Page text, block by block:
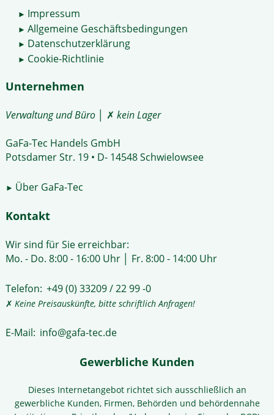
► Impressum
► Allgemeine Geschäftsbedingungen
► Datenschutzerklärung
► Cookie-Richtlinie
Unternehmen
Verwaltung und Büro│ ✗ kein Lager
GaFa-Tec Handels GmbH
Potsdamer Str. 19 • D- 14548 Schwielowsee
► Über GaFa-Tec
Kontakt
Wir sind für Sie erreichbar:
Mo. - Do. 8:00 - 16:00 Uhr │ Fr. 8:00 - 14:00 Uhr
Telefon: +49 (0) 33209 / 22 99 -0
✗ Keine Preisauskünfte, bitte schriftlich Anfragen!
E-Mail: info@gafa-tec.de
Gewerbliche Kunden
Dieses Internetangebot richtet sich ausschließlich an
gewerbliche Kunden, Firmen, Behörden und behördennahe